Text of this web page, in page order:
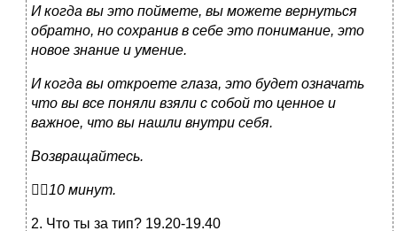
И когда вы это поймете, вы можете вернуться
обратно, но сохранив в себе это понимание, это
новое знание и умение.
И когда вы откроете глаза, это будет означать
что вы все поняли взяли с собой то ценное и
важное, что вы нашли внутри себя.
Возвращайтесь.
10 минут.
2. Что ты за тип? 19.20-19.40